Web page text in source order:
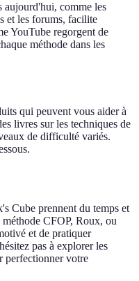
aujourd'hui, comme les
et les forums, facilite
YouTube regorgent de
méthode dans les
qui peuvent vous aider à
livres sur les techniques de
de difficulté variés.
Cube prennent du temps et
CFOP, Roux, ou
et de pratiquer
pas à explorer les
perfectionner votre